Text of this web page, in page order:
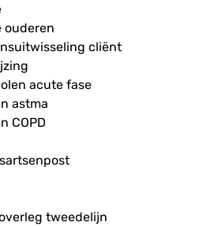
ouderen
cliënt
acute fase
astma
COPD
tweedelijn